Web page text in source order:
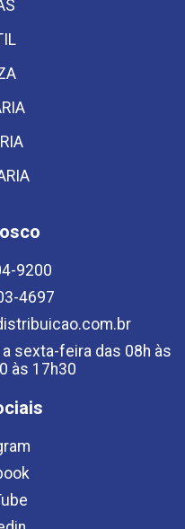
9200
4697
sexta-feira das 08h às
às 17h30